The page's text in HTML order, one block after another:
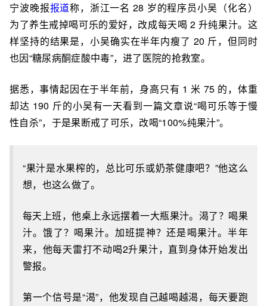
宁波晚报报道称，浙江一名 28 岁的程序员小吴（化名）
为了养生戒掉喝可乐的爱好，改成每天喝 2 升纯果汁。这
样坚持的结果是，小吴确实在半年内瘦了 20 斤，但同时
也因“糖尿病酮症酸中毒”，进了医院的抢救室。
据悉，事情起因在于半年前，身高只有 1 米 75 的，体重
却达 190 斤的小吴有一天看到一篇文章说“喝可乐等于慢
性自杀”，于是果断戒了可乐，改喝“100%纯果汁”。
“果汁是水果榨的，总比可乐或奶茶健康吧？”他这么
想，也这么做了。
每天上班，他桌上永远摆着一大瓶果汁。渴了？喝果
汁。饿了？喝果汁。加班提神？还是喝果汁。半年
来，他每天雷打不动喝2升果汁，直到身体开始发出
警报。
第一个信号是“渴”，他发现自己越喝越渴，每天要跑